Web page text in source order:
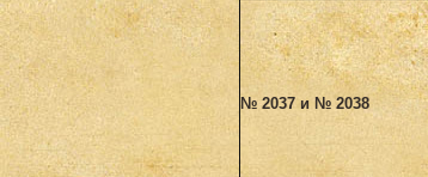
№ 2037 и № 2038